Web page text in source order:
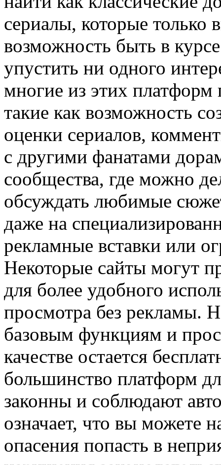
сериалы, которые
возможность быть в
упустить ни одного
многие из этих
такие как возможность
оценки сериалов,
с другими фанатами
сообщества, где можно
обсуждать любимые
даже на
рекламные вставки или
Некоторые сайты могут
для более удобного
просмотра без рекламы.
базовым функциям и
качестве остается
большинство платформ
законны и соблюдают
означает, что вы можете
опасения попасть в